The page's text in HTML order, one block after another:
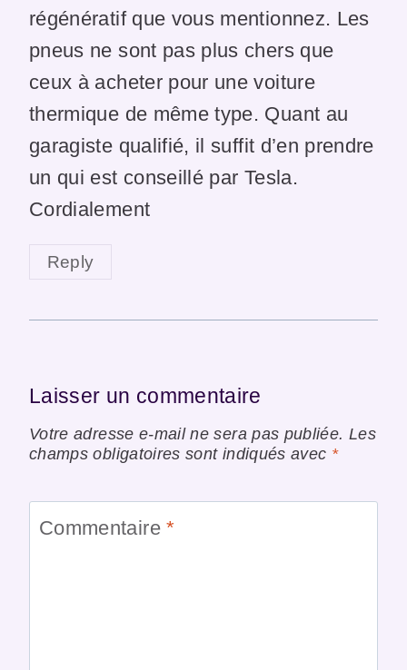
régénératif que vous mentionnez. Les
pneus ne sont pas plus chers que
ceux à acheter pour une voiture
thermique de même type. Quant au
garagiste qualifié, il suffit d’en prendre
un qui est conseillé par Tesla.
Cordialement
Reply
Laisser un commentaire
Votre adresse e-mail ne sera pas publiée. Les
champs obligatoires sont indiqués avec *
Commentaire*